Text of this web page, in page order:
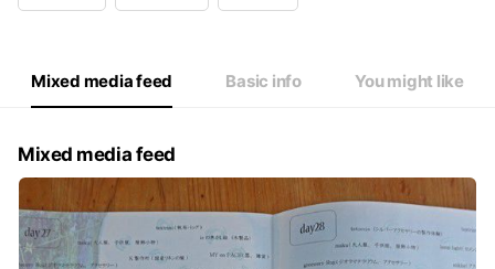
Mixed media feed Basic info You might like
Mixed media feed